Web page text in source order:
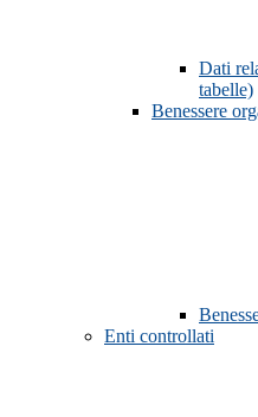
Dati
tabelle)
Benessere
Enti controllati